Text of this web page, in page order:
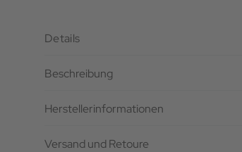
Details
Beschreibung
Herstellerinformationen
Versand und Retoure